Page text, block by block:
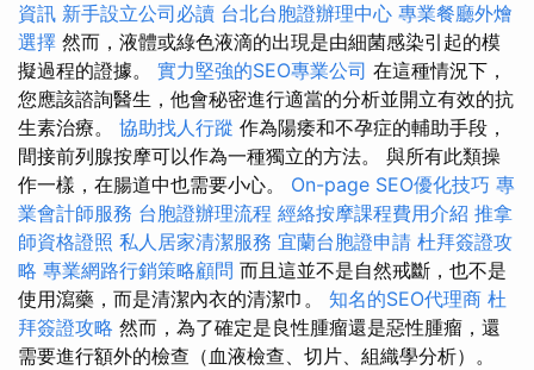
資訊 新手設立公司必讀 台北台胞證辦理中心 專業餐廳外燴
選擇 然而，液體或綠色液滴的出現是由細菌感染引起的模
擬過程的證據。 實力堅強的SEO專業公司 在這種情況下，
您應該諮詢醫生，他會秘密進行適當的分析並開立有效的抗
生素治療。 協助找人行蹤 作為陽痿和不孕症的輔助手段，
間接前列腺按摩可以作為一種獨立的方法。 與所有此類操
作一樣，在腸道中也需要小心。 On-page SEO優化技巧 專
業會計師服務 台胞證辦理流程 經絡按摩課程費用介紹 推拿
師資格證照 私人居家清潔服務 宜蘭台胞證申請 杜拜簽證攻
略 專業網路行銷策略顧問 而且這並不是自然戒斷，也不是
使用瀉藥，而是清潔內衣的清潔巾。 知名的SEO代理商 杜
拜簽證攻略 然而，為了確定是良性腫瘤還是惡性腫瘤，還
需要進行額外的檢查（血液檢查、切片、組織學分析）。